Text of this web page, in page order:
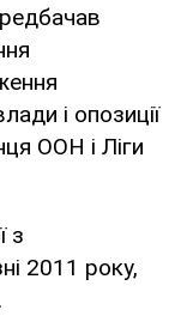
і опозиції
ООН і Ліги
з
2011 року,